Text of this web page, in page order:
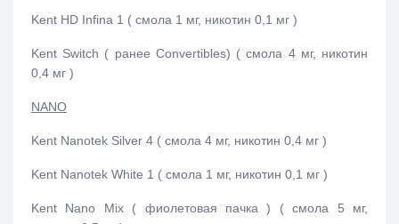
Kent HD Infina 1 ( смола 1 мг, никотин 0,1 мг )
Kent Switch ( ранее Convertibles) ( смола 4 мг, никотин
0,4 мг )
NANO
Kent Nanotek Silver 4 ( смола 4 мг, никотин 0,4 мг )
Kent Nanotek White 1 ( смола 1 мг, никотин 0,1 мг )
Kent Nano Mix ( фиолетовая пачка ) ( смола 5 мг,